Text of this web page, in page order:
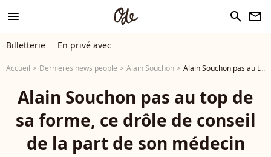
menu search newsletter
Billetterie En privé avec
Accueil Dernières news people Alain Souchon Alain Souchon pas au top de sa forme, ce drôle de conseil de la part de son médecin pour qu'il remonte la pente
Alain Souchon pas au top de
sa forme, ce drôle de conseil
de la part de son médecin